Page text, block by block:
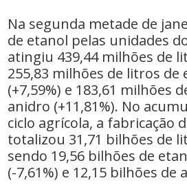
Na segunda metade de
de etanol pelas unidades
atingiu 439,44 milhões de
255,83 milhões de litros
(+7,59%) e 183,61 milhões
anidro (+11,81%). No
ciclo agrícola, a fabricação
totalizou 31,71 bilhões de
sendo 19,56 bilhões de
(-7,61%) e 12,15 bilhões de